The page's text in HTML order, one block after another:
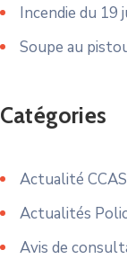
Incendie du
Soupe au
Catégories
Actualité CCAS
Actualités
Avis de